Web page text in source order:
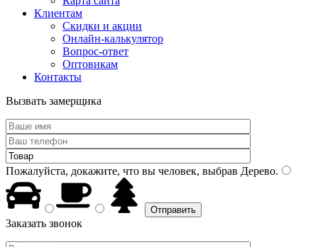
Клиентам
Скидки и акции
Онлайн-калькулятор
Вопрос-ответ
Оптовикам
Контакты
Вызвать замерщика
Пожалуйста, докажите, что вы человек, выбрав Дерево.
Заказать звонок